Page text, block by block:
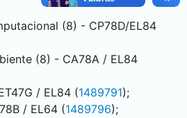
(8) - CP78D/EL84
(8) - CA78A / EL84
/ EL84 (1489791);
/ EL64 (1489796);